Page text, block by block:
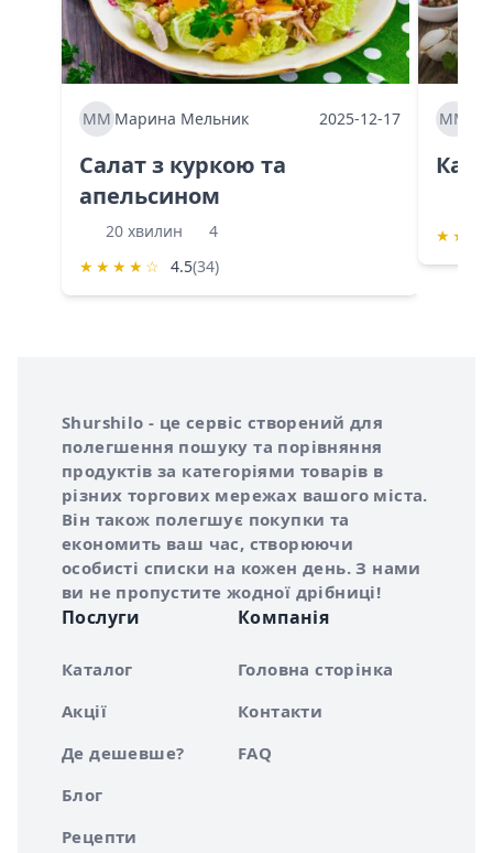
ММ Марина Мельник 2025-12-17
Салат з куркою та
апельсином
20 хвилин
4
★ ★ ★ ★ ☆ 4.5(34)
ММ
★ ★
Про сервіс Shurshilo
Shurshilo - це сервіс створений для
полегшення пошуку та порівняння
продуктів за категоріями товарів в
різних торгових мережах вашого міста.
Він також полегшує покупки та
економить ваш час, створюючи
особисті списки на кожен день. З нами
ви не пропустите жодної дрібниці!
Послуги
Каталог
Акції
Де дешевше?
Блог
Рецепти
Компанія
Головна сторінка
Контакти
FAQ